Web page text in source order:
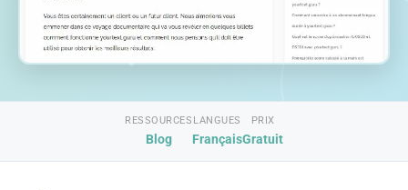
RESSOURCES
Blog
LANGUES
Français
PRIX
Gratuit